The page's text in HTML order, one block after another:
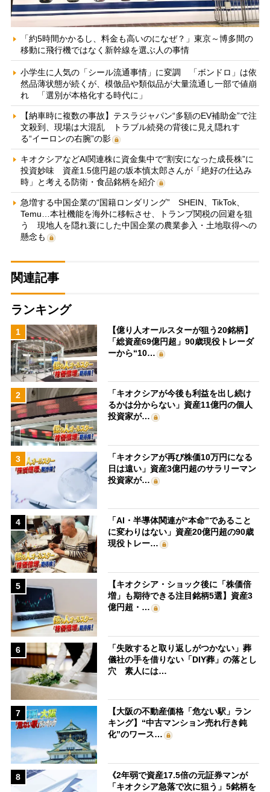
「約5時間かかるし、料金も高いのになぜ？」東京～博多間の
移動に飛行機ではなく新幹線を選ぶ人の事情
小学生に人気の「シール流通事情」に変調 「ボンドロ」は依
然品薄状態が続くが、模倣品や類似品が大量流通し一部で値崩
れ 「選別が本格化する時代に」
【納車時に複数の事故】テスラジャパン“多額のEV補助金”で注
文殺到、現場は大混乱 トラブル続発の背後に見え隠れす
る“イーロンの右腕”の影
キオクシアなどAI関連株に資金集中で“割安になった成長株”に
投資妙味 資産1.5億円超の坂本慎太郎さんが「絶好の仕込み
時」と考える防衛・食品銘柄を紹介
急増する中国企業の“国籍ロンダリング” SHEIN、TikTok、
Temu…本社機能を海外に移転させ、トランプ関税の回避を狙
う 現地人を隠れ蓑にした中国企業の農業参入・土地取得への
懸念も
関連記事
ランキング
1
【億り人オールスターが狙う20銘柄】
「総資産69億円超」90歳現役トレーダ
ーから“10…
2
「キオクシアが今後も利益を出し続け
るかは分からない」資産11億円の個人
投資家が…
3
「キオクシアが再び株価10万円になる
日は遠い」資産3億円超のサラリーマン
投資家が…
4
「AI・半導体関連が“本命”であること
に変わりはない」資産20億円超の90歳
現役トレー…
5
【キオクシア・ショック後に「株価倍
増」も期待できる注目銘柄5選】資産3
億円超・…
6
「失敗すると取り返しがつかない」葬
儀社の手を借りない「DIY葬」の落とし
穴 素人には…
7
【大阪の不動産価格「危ない駅」ラン
キング】“中古マンション売れ行き鈍
化”のワース…
8
《2年弱で資産17.5倍の元証券マンが
「キオクシア急落で次に狙う」5銘柄を